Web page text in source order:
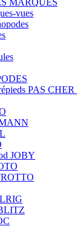
MARQUES
vues
PAS
JOBY